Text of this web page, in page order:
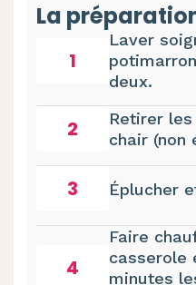
La
1
Laver
deux.
2
Retirer
chair (non
3 Éplucher
4
Faire
casserole
minutes